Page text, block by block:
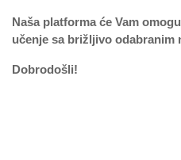
Naša platforma će Vam
učenje sa brižljivo odabranim
Dobrodošli!